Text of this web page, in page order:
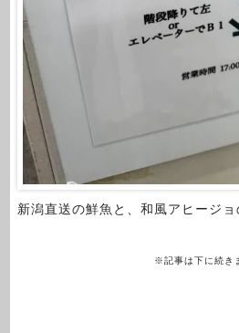
新潟直送の鮮魚と、和風アヒージョ
※記事は下に続き